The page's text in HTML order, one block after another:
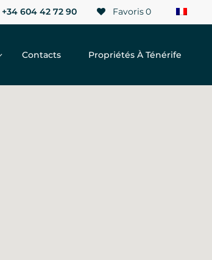
Favoris0
+34 604 42 72 90
Contacts Propriétés À Ténérife